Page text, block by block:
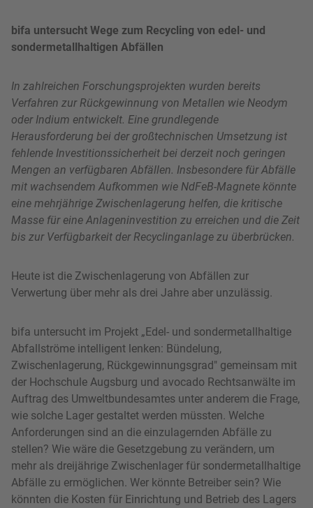
bifa untersucht Wege zum Recycling von edel- und
sondermetallhaltigen Abfällen
In zahlreichen Forschungsprojekten wurden bereits
Verfahren zur Rückgewinnung von Metallen wie Neodym
oder Indium entwickelt. Eine grundlegende
Herausforderung bei der großtechnischen Umsetzung ist
fehlende Investitionssicherheit bei derzeit noch geringen
Mengen an verfügbaren Abfällen. Insbesondere für Abfälle
mit wachsendem Aufkommen wie NdFeB-Magnete könnte
eine mehrjährige Zwischenlagerung helfen, die kritische
Masse für eine Anlageninvestition zu erreichen und die Zeit
bis zur Verfügbarkeit der Recyclinganlage zu überbrücken.
Heute ist die Zwischenlagerung von Abfällen zur
Verwertung über mehr als drei Jahre aber unzulässig.
bifa untersucht im Projekt „Edel- und sondermetallhaltige
Abfallströme intelligent lenken: Bündelung,
Zwischenlagerung, Rückgewinnungsgrad" gemeinsam mit
der Hochschule Augsburg und avocado Rechtsanwälte im
Auftrag des Umweltbundesamtes unter anderem die Frage,
wie solche Lager gestaltet werden müssten. Welche
Anforderungen sind an die einzulagernden Abfälle zu
stellen? Wie wäre die Gesetzgebung zu verändern, um
mehr als dreijährige Zwischenlager für sondermetallhaltige
Abfälle zu ermöglichen. Wer könnte Betreiber sein? Wie
könnten die Kosten für Einrichtung und Betrieb des Lagers